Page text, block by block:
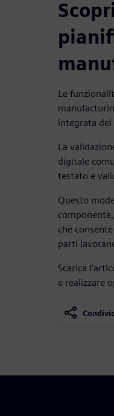
Le
integrata
La
digitale
testato e
Questo
che
parti
Scarica
e realizzare